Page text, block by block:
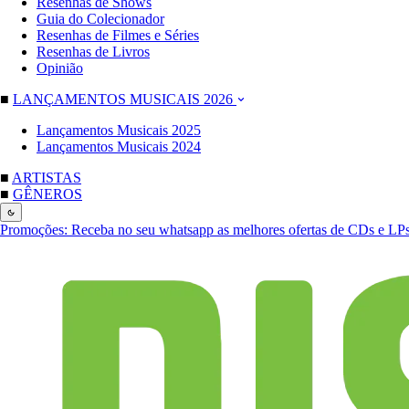
Guia do Colecionador
Resenhas de Filmes e Séries
Resenhas de Livros
Opinião
■ LANÇAMENTOS MUSICAIS 2026
Lançamentos Musicais 2025
Lançamentos Musicais 2024
■ ARTISTAS
■ GÊNEROS
Promoções: Receba no seu whatsapp as melhores ofertas de CDs e